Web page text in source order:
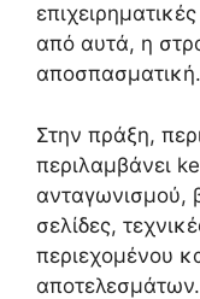
από αυτά, η
αποσπασματική.
Στην πράξη,
περιλαμβάνει
ανταγωνισμού,
σελίδες,
περιεχομένου
αποτελεσμάτων.